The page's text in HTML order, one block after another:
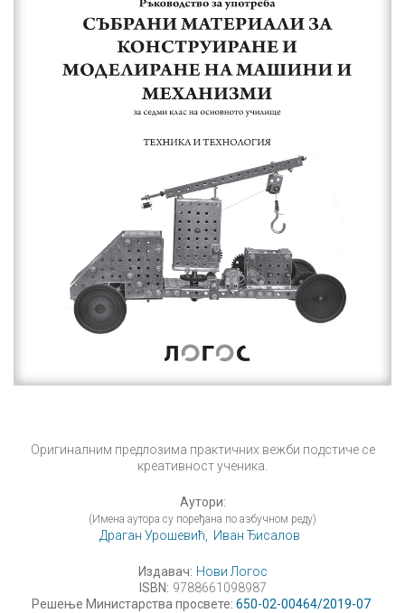
Оригиналним предлозима практичних вежби подстиче се
креативност ученика.
Аутори:
(Имена аутора су поређана по азбучном реду)
Драган Урошевић, Иван Ђисалов
Издавач: Нови Логос
ISBN: 9788661098987
Решење Министарства просвете: 650-02-00464/2019-07